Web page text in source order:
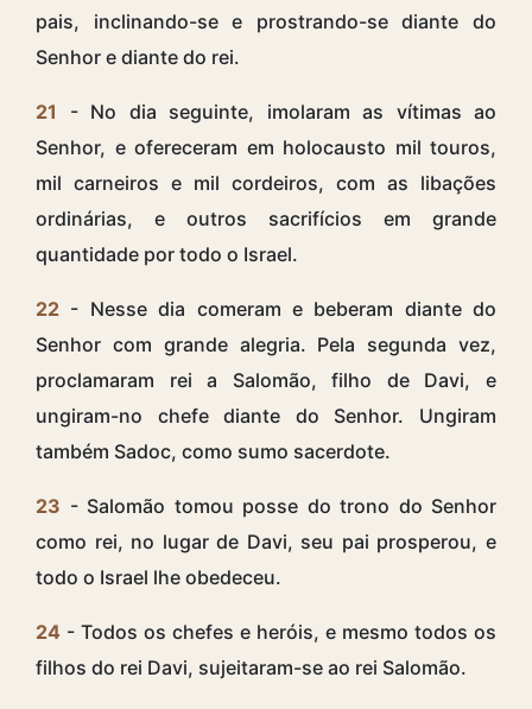
pais, inclinando-se e prostrando-se diante do
Senhor e diante do rei.
21 - No dia seguinte, imolaram as vítimas ao
Senhor, e ofereceram em holocausto mil touros,
mil carneiros e mil cordeiros, com as libações
ordinárias, e outros sacrifícios em grande
quantidade por todo o Israel.
22 - Nesse dia comeram e beberam diante do
Senhor com grande alegria. Pela segunda vez,
proclamaram rei a Salomão, filho de Davi, e
ungiram-no chefe diante do Senhor. Ungiram
também Sadoc, como sumo sacerdote.
23 - Salomão tomou posse do trono do Senhor
como rei, no lugar de Davi, seu pai prosperou, e
todo o Israel lhe obedeceu.
24 - Todos os chefes e heróis, e mesmo todos os
filhos do rei Davi, sujeitaram-se ao rei Salomão.